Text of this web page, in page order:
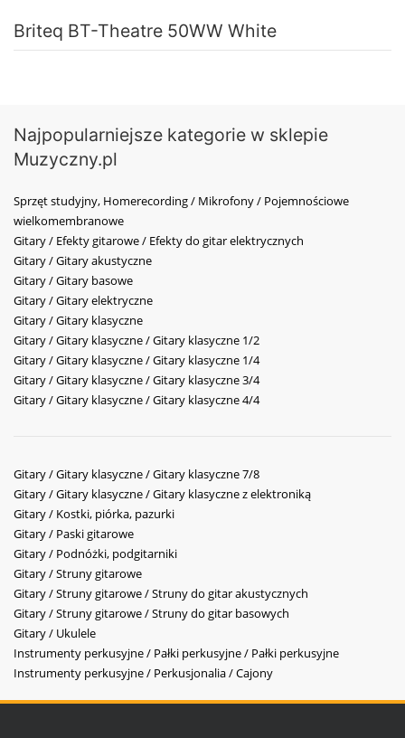
Briteq BT-Theatre 50WW White
Najpopularniejsze kategorie w sklepie
Muzyczny.pl
Sprzęt studyjny, Homerecording / Mikrofony / Pojemnościowe
wielkomembranowe
Gitary / Efekty gitarowe / Efekty do gitar elektrycznych
Gitary / Gitary akustyczne
Gitary / Gitary basowe
Gitary / Gitary elektryczne
Gitary / Gitary klasyczne
Gitary / Gitary klasyczne / Gitary klasyczne 1/2
Gitary / Gitary klasyczne / Gitary klasyczne 1/4
Gitary / Gitary klasyczne / Gitary klasyczne 3/4
Gitary / Gitary klasyczne / Gitary klasyczne 4/4
Gitary / Gitary klasyczne / Gitary klasyczne 7/8
Gitary / Gitary klasyczne / Gitary klasyczne z elektroniką
Gitary / Kostki, piórka, pazurki
Gitary / Paski gitarowe
Gitary / Podnóżki, podgitarniki
Gitary / Struny gitarowe
Gitary / Struny gitarowe / Struny do gitar akustycznych
Gitary / Struny gitarowe / Struny do gitar basowych
Gitary / Ukulele
Instrumenty perkusyjne / Pałki perkusyjne / Pałki perkusyjne
Instrumenty perkusyjne / Perkusjonalia / Cajony